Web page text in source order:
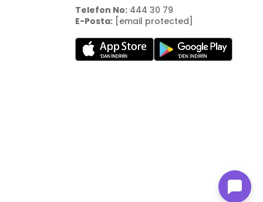
Telefon No:444 30 79
E-Posta: [email protected]